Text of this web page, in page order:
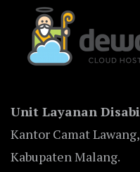
Unit Layanan
Kantor Camat
Kabupaten Malang.